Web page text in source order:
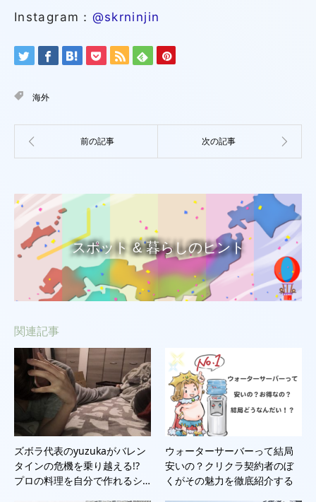
Instagram： @skrninjin
海外
スポット & 暮らしのヒント
関連記事
ズボラ代表のyuzukaがバレン
タインの危機を乗り越える!?
プロの料理を自分で作れるシ…
ウォーターサーバーって結局
安いの？クリクラ契約者のぼ
くがその魅力を徹底紹介する